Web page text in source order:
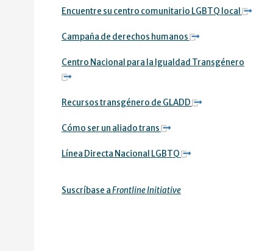
Encuentre su centro comunitario LGBTQ local
Campaña de derechos humanos
Centro Nacional para la Igualdad Transgénero
Recursos transgénero de GLADD
Cómo ser un aliado trans
Línea Directa Nacional LGBTQ
Suscríbase aFrontline Initiative